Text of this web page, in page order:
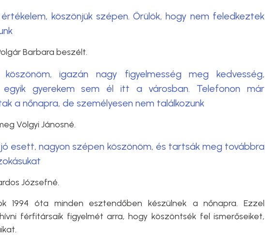
köszönjük szépen. Örülök, hogy nem feledkeztek
Barbara beszélt.
köszönöm, igazán nagy figyelmesség meg kedvesség,
egyik gyerekem sem él itt a városban. Telefonon már
a nőnapra, de személyesen nem találkozunk
Völgyi Jánosné.
esett, nagyon szépen köszönöm, és tartsák meg továbbra
Józsefné.
1994 óta minden esztendőben készülnek a nőnapra. Ezzel
férfitársaik figyelmét arra, hogy köszöntsék fel ismerőseiket,